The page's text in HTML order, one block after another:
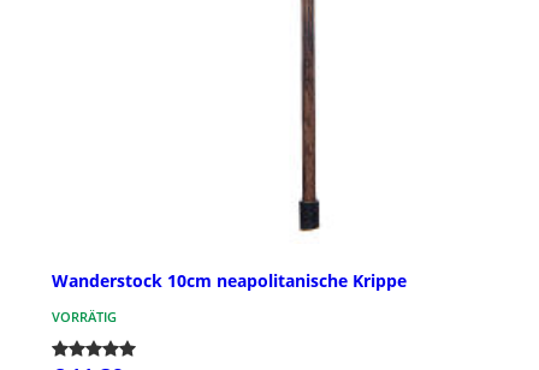
Wanderstock 10cm neapolitanische Krippe
VORRÄTIG